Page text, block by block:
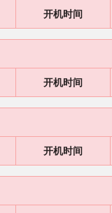
开机时间
开机时间
开机时间